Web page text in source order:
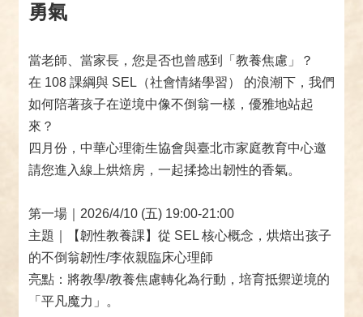
勇氣
當老師、當家長，您是否也曾感到「教養焦慮」？
在 108 課綱與 SEL（社會情緒學習） 的浪潮下，我們
如何陪著孩子在逆境中像不倒翁一樣，優雅地站起
來？
四月份，中華心理衛生協會與臺北市家庭教育中心邀
請您進入線上烘焙房，一起揉捻出韌性的香氣。
第一場｜2026/4/10 (五) 19:00-21:00
主題｜【韌性教養課】從 SEL 核心概念，烘焙出孩子
的不倒翁韌性/李依親臨床心理師
亮點：將教學/教養焦慮轉化為行動，培育抵禦逆境的
「平凡魔力」。